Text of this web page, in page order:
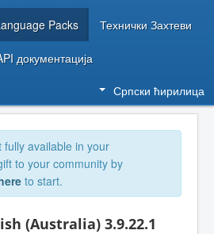
Packs Технички Захтеви
документација
Српски ћирилица
available in your
to your community by
to start.
(Australia) 3.9.22.1